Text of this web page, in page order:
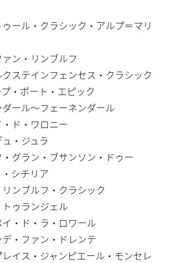
ール・クラシック・アルプ＝マリ
ン・リンブルフ
ステインフェンセス・クラシック
・ポート・エピック
ール〜フェーネンダール
ド・ワロニー
・ジュラ
グラン・ブサンソン・ドゥー
シチリア
ンブルフ・クラシック
ゥランジェル
・ド・ラ・ロワール
・ファン・ドレンテ
イス・ジャンピエール・モンセレ